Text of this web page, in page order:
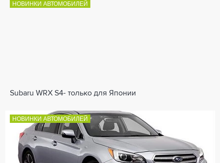
НОВИНКИ АВТОМОБИЛЕЙ
Subaru WRX S4- только для Японии
НОВИНКИ АВТОМОБИЛЕЙ